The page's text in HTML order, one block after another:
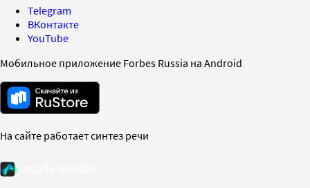
Telegram
ВКонтакте
YouTube
Мобильное приложение Forbes Russia на Android
На сайте работает синтез речи